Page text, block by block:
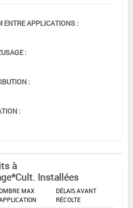
ENTRE APPLICATIONS :
:
:
:
à
Installées
MAX
DÉLAIS AVANT
RÉCOLTE